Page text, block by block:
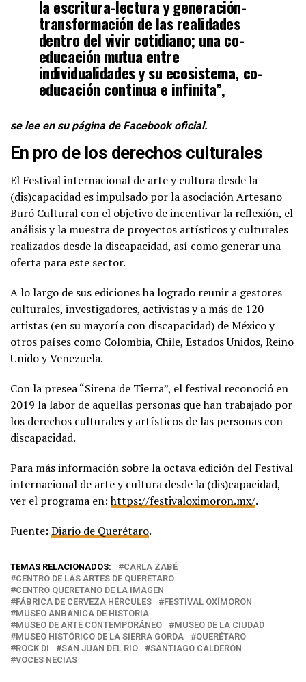
la escritura-lectura y generación-
transformación de las realidades
dentro del vivir cotidiano; una co-
educación mutua entre
individualidades y su ecosistema, co-
educación continua e infinita”,
se lee en su página de Facebook oficial.
En pro de los derechos culturales
El Festival internacional de arte y cultura desde la
(dis)capacidad es impulsado por la asociación Artesano
Buró Cultural con el objetivo de incentivar la reflexión, el
análisis y la muestra de proyectos artísticos y culturales
realizados desde la discapacidad, así como generar una
oferta para este sector.
A lo largo de sus ediciones ha logrado reunir a gestores
culturales, investigadores, activistas y a más de 120
artistas (en su mayoría con discapacidad) de México y
otros países como Colombia, Chile, Estados Unidos, Reino
Unido y Venezuela.
Con la presea “Sirena de Tierra”, el festival reconoció en
2019 la labor de aquellas personas que han trabajado por
los derechos culturales y artísticos de las personas con
discapacidad.
Para más información sobre la octava edición del Festival
internacional de arte y cultura desde la (dis)capacidad,
ver el programa en:https://festivaloximoron.mx/.
Fuente: Diario de Querétaro.
TEMAS RELACIONADOS:
CARLA ZABÉ
CENTRO DE LAS ARTES DE QUERÉTARO
CENTRO QUERETANO DE LA IMAGEN
FÁBRICA DE CERVEZA HÉRCULES
FESTIVAL OXÍMORON
MUSEO ANBANICA DE HISTORIA
MUSEO DE ARTE CONTEMPORÁNEO
MUSEO DE LA CIUDAD
MUSEO HISTÓRICO DE LA SIERRA GORDA
QUERÉTARO
ROCK DI
SAN JUAN DEL RÍO
SANTIAGO CALDERÓN
VOCES NECIAS